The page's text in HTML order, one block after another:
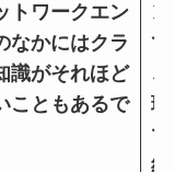
トワークエン
なかにはクラ
識がそれほど
こともあるで